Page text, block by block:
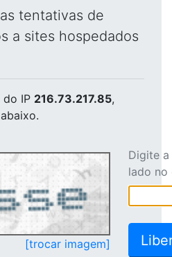
tentativas de
a sites hospedados
do IP 216.73.217.85,
[trocar imagem]
Digite
lado no